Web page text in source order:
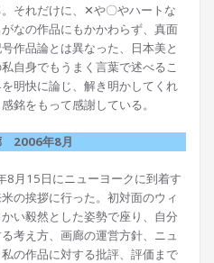
それだけに、✕や〇やハートな
なの作品にもかかわらず、真面
作品論とは異なった、日本美と
自身でもうまく言葉で述べるこ
明快に論じ、解き明かしてくれ
銘をもって感謝している。
2006年8月
月15日にニューヨークに到着す
の挨拶に行った。初対面のウィ
い毅然とした姿勢で座り、自分
考え方、画廊の運営方針、ニュ
の作品に対する批評、評価まで